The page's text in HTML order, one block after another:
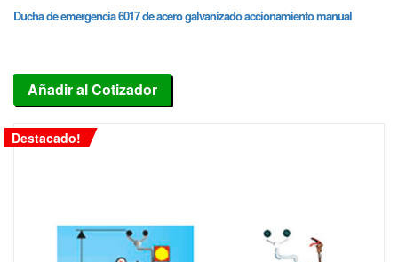
Ducha de emergencia 6017 de acero galvanizado accionamiento manual
Añadir al Cotizador
Destacado!